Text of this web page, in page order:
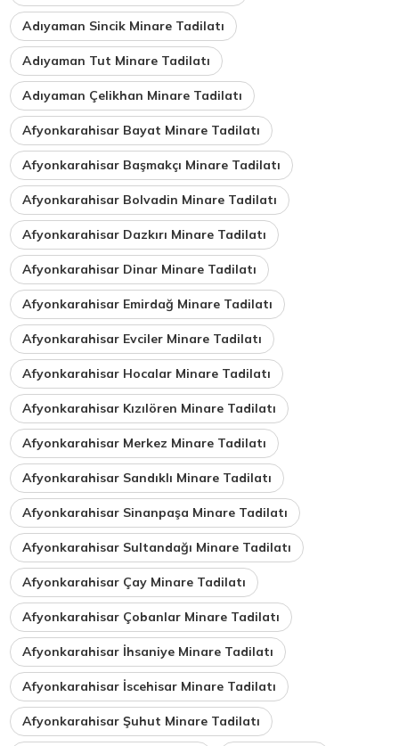
Adıyaman Sincik Minare Tadilatı
Adıyaman Tut Minare Tadilatı
Adıyaman Çelikhan Minare Tadilatı
Afyonkarahisar Bayat Minare Tadilatı
Afyonkarahisar Başmakçı Minare Tadilatı
Afyonkarahisar Bolvadin Minare Tadilatı
Afyonkarahisar Dazkırı Minare Tadilatı
Afyonkarahisar Dinar Minare Tadilatı
Afyonkarahisar Emirdağ Minare Tadilatı
Afyonkarahisar Evciler Minare Tadilatı
Afyonkarahisar Hocalar Minare Tadilatı
Afyonkarahisar Kızılören Minare Tadilatı
Afyonkarahisar Merkez Minare Tadilatı
Afyonkarahisar Sandıklı Minare Tadilatı
Afyonkarahisar Sinanpaşa Minare Tadilatı
Afyonkarahisar Sultandağı Minare Tadilatı
Afyonkarahisar Çay Minare Tadilatı
Afyonkarahisar Çobanlar Minare Tadilatı
Afyonkarahisar İhsaniye Minare Tadilatı
Afyonkarahisar İscehisar Minare Tadilatı
Afyonkarahisar Şuhut Minare Tadilatı